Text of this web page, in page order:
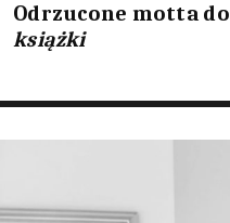
Odrzucone motta do
książki